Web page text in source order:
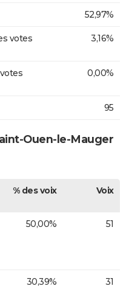
52,97%
votes
3,16%
0,00%
95
Ouen-le-Mauger
% des voix Voix
50,00% 51
30,39% 31